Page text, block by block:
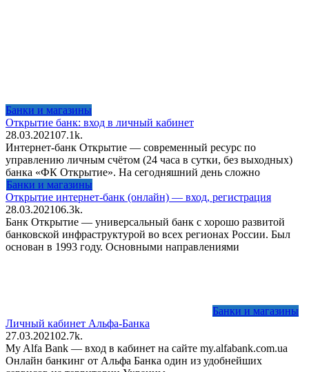
Банки и магазины
Открытие банк: вход в личный кабинет
28.03.202107.1k.
Интернет-банк Открытие — современный ресурс по
управлению личным счётом (24 часа в сутки, без выходных)
банка «ФК Открытие». На сегодняшний день сложно
Банки и магазины
Открытие интернет-банк (онлайн) — вход, регистрация
28.03.202106.3k.
Банк Открытие — универсальный банк с хорошо развитой
банковской инфраструктурой во всех регионах России. Был
основан в 1993 году. Основными направлениями
Банки и магазины
Личный кабинет Альфа-Банка
27.03.202102.7k.
My Alfa Bank — вход в кабинет на сайте my.alfabank.com.ua
Онлайн банкинг от Альфа Банка один из удобнейших